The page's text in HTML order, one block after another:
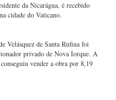
da Nicarágua, é recebido
cidade do Vaticano.
Velásquez de Santa Rufina foi
privado de Nova Iorque. A
vender a obra por 8,19